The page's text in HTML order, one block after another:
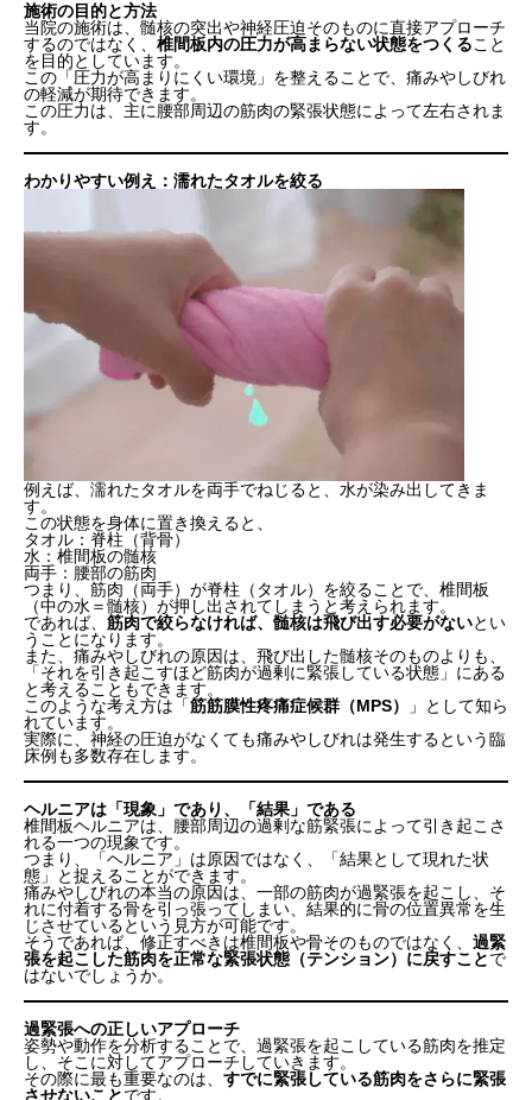
施術の目的と方法
当院の施術は、髄核の突出や神経圧迫そのものに直接アプローチ
するのではなく、 椎間板内の圧力が高まらない状態をつくること
を目的としています。
この「圧力が高まりにくい環境」を整えることで、痛みやしびれ
の軽減が期待できます。
この圧力は、主に腰部周辺の筋肉の緊張状態によって左右されま
す。
わかりやすい例え：濡れたタオルを絞る
例えば、濡れたタオルを両手でねじると、水が染み出してきま
す。
この状態を身体に置き換えると、
タオル：脊柱（背骨）
水：椎間板の髄核
両手：腰部の筋肉
つまり、筋肉（両手）が脊柱（タオル）を絞ることで、椎間板
（中の水＝髄核）が押し出されてしまうと考えられます。
であれば、 筋肉で絞らなければ、髄核は飛び出す必要がないとい
うことになります。
また、痛みやしびれの原因は、飛び出した髄核そのものよりも、
「それを引き起こすほど筋肉が過剰に緊張している状態」にある
と考えることもできます。
このような考え方は「筋筋膜性疼痛症候群（MPS）
」として知ら
れています。
実際に、神経の圧迫がなくても痛みやしびれは発生するという臨
床例も多数存在します。
ヘルニアは「現象」であり、「結果」である
椎間板ヘルニアは、腰部周辺の過剰な筋緊張によって引き起こさ
れる一つの現象です。
つまり、「ヘルニア」は原因ではなく、「結果として現れた状
態」と捉えることができます。
痛みやしびれの本当の原因は、一部の筋肉が過緊張を起こし、そ
れに付着する骨を引っ張ってしまい、結果的に骨の位置異常を生
じさせているという見方が可能です。
そうであれば、修正すべきは椎間板や骨そのものではなく、 過緊
張を起こした筋肉を正常な緊張状態（テンション）に戻すことで
はないでしょうか。
過緊張への正しいアプローチ
姿勢や動作を分析することで、過緊張を起こしている筋肉を推定
し、そこに対してアプローチしていきます。
その際に最も重要なのは、 すでに緊張している筋肉をさらに緊張
させないことです。